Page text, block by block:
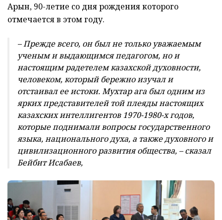
Арын, 90-летие со дня рождения которого
отмечается в этом году.
– Прежде всего, он был не только уважаемым
ученым и выдающимся педагогом, но и
настоящим радетелем казахской духовности,
человеком, который бережно изучал и
отстаивал ее истоки. Мухтар ага был одним из
ярких представителей той плеяды настоящих
казахских интеллигентов 1970-1980-х годов,
которые поднимали вопросы государственного
языка, национального духа, а также духовного и
цивилизационного развития общества, – сказал
Бейбит Исабаев,